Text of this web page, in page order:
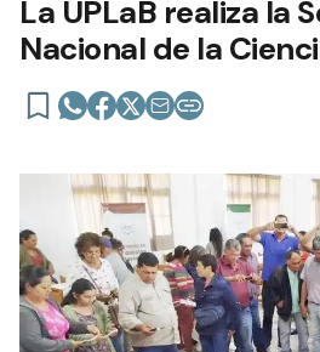
La UPLaB realiza la
Nacional de la